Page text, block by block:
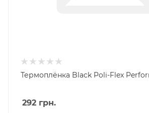
Термоплёнка Black Poli-Flex
292 грн.